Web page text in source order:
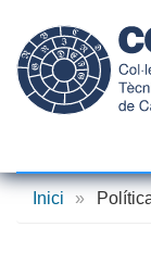
contingut
Inici
»